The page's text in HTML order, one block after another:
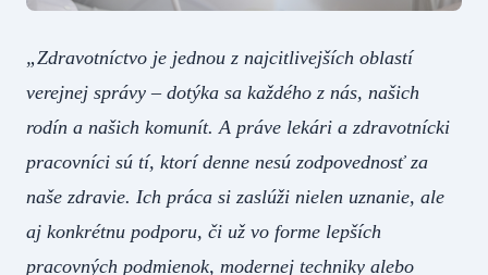
„Zdravotníctvo je jednou z najcitlivejších oblastí
verejnej správy – dotýka sa každého z nás, našich
rodín a našich komunít. A práve lekári a zdravotnícki
pracovníci sú tí, ktorí denne nesú zodpovednosť za
naše zdravie. Ich práca si zaslúži nielen uznanie, ale
aj konkrétnu podporu, či už vo forme lepších
pracovných podmienok, modernej techniky alebo